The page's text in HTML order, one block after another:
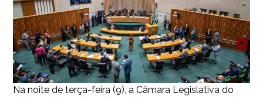
Na noite de terça-feira (9), a Câmara Legislativa do